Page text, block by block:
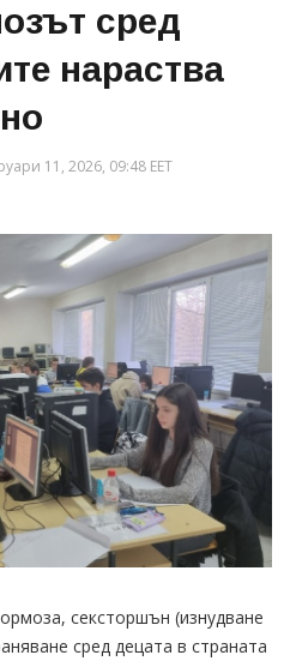
сред
нараства
11, 2026, 09:48 EET
сексторшън (изнудване
сред децата в страната